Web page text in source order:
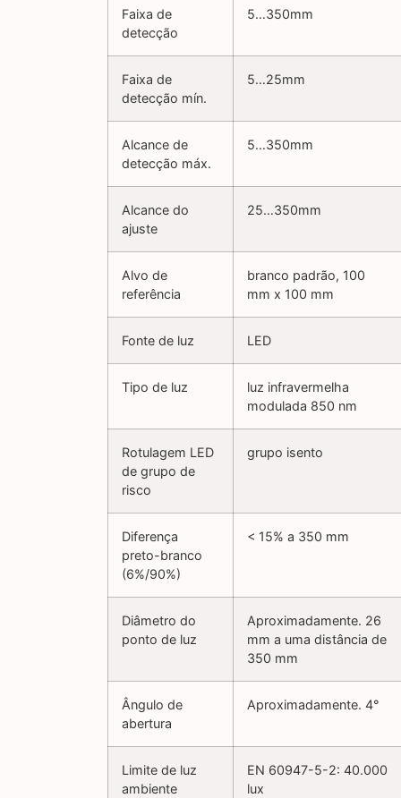
Faixa de
detecção
5…350mm
Faixa de
detecção mín.
5…25mm
Alcance de
detecção máx.
5…350mm
Alcance do
ajuste
25…350mm
Alvo de
referência
branco padrão, 100
mm x 100 mm
Fonte de luz LED
Tipo de luz
luz infravermelha
modulada 850 nm
Rotulagem LED
de grupo de
risco
grupo isento
Diferença
preto-branco
(6%/90%)
< 15% a 350 mm
Diâmetro do
ponto de luz
Aproximadamente. 26
mm a uma distância de
350 mm
Ângulo de
abertura
Aproximadamente. 4°
Limite de luz
ambiente
EN 60947-5-2: 40.000
lux